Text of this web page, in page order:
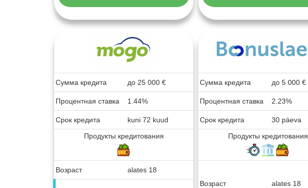
Сумма кредита до 25 000 €
Процентная ставка 1.44%
Срок кредита
kuni 72 kuud
Продукты кредитования
Возраст alates 18
Сумма кредита до 5 000 €
Процентная ставка 2.23%
Срок кредита
30 päeva
Продукты кредитования
Возраст alates 18